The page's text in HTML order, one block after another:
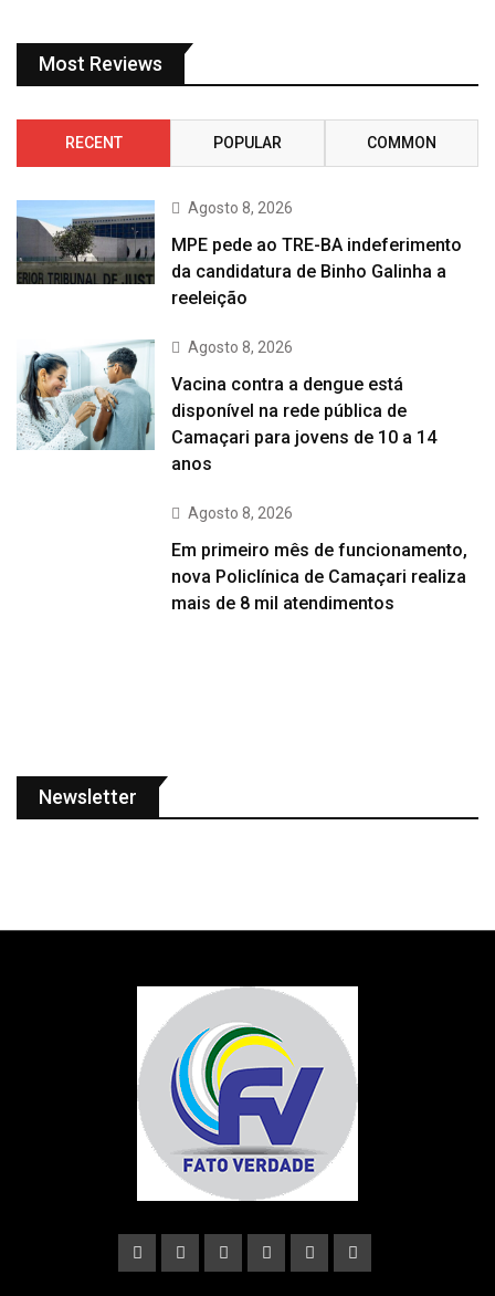
Most Reviews
RECENT POPULAR COMMON
Agosto 8, 2026
MPE pede ao TRE-BA indeferimento
da candidatura de Binho Galinha a
reeleição
Agosto 8, 2026
Vacina contra a dengue está
disponível na rede pública de
Camaçari para jovens de 10 a 14
anos
Agosto 8, 2026
Em primeiro mês de funcionamento,
nova Policlínica de Camaçari realiza
mais de 8 mil atendimentos
Newsletter